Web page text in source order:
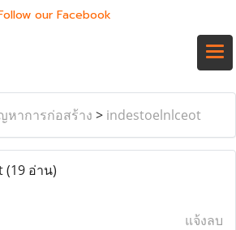
our Facebook
หาการก่อสร้าง > indestoelnlceot
(19 อ่าน)
แจ้งลบ